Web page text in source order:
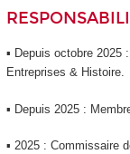
▪ Depuis octobre 2025
Entreprises & Histoire.
▪ Depuis 2025 :
▪ 2025 : Commissaire